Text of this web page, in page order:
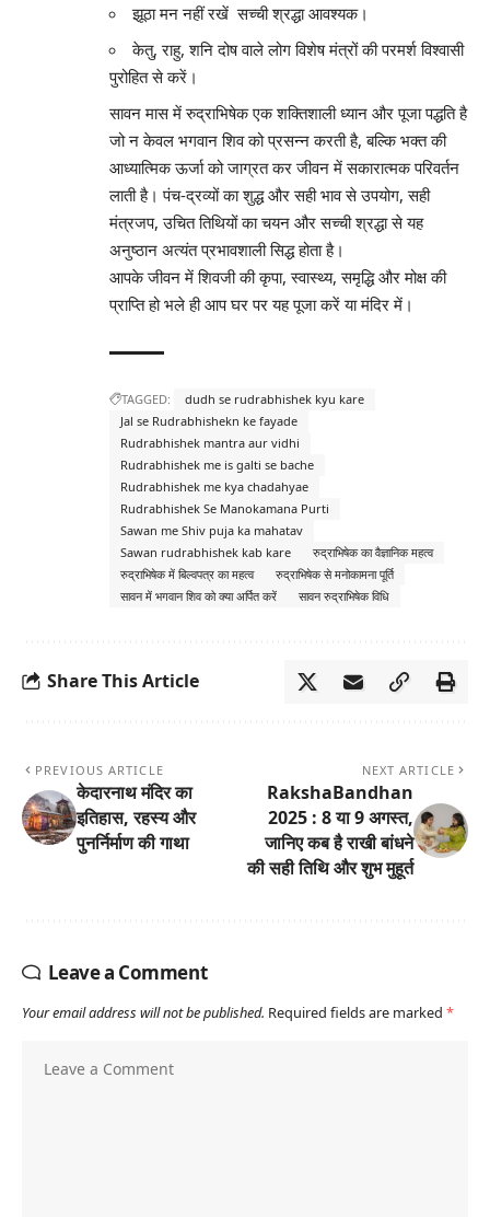
झूठा मन नहीं रखें सच्ची श्रद्धा आवश्यक।
केतु, राहु, शनि दोष वाले लोग विशेष मंत्रों की परमर्श विश्वासी
पुरोहित से करें।
सावन मास में रुद्राभिषेक एक शक्तिशाली ध्यान और पूजा पद्धति है
जो न केवल भगवान शिव को प्रसन्न करती है, बल्कि भक्त की
आध्यात्मिक ऊर्जा को जाग्रत कर जीवन में सकारात्मक परिवर्तन
लाती है। पंच‑द्रव्यों का शुद्ध और सही भाव से उपयोग, सही
मंत्रजप, उचित तिथियों का चयन और सच्ची श्रद्धा से यह
अनुष्ठान अत्यंत प्रभावशाली सिद्ध होता है।
आपके जीवन में शिवजी की कृपा, स्वास्थ्य, समृद्धि और मोक्ष की
प्राप्ति हो भले ही आप घर पर यह पूजा करें या मंदिर में।
TAGGED:
dudh se rudrabhishek kyu kare
Jal se Rudrabhishekn ke fayade
Rudrabhishek mantra aur vidhi
Rudrabhishek me is galti se bache
Rudrabhishek me kya chadahyae
Rudrabhishek Se Manokamana Purti
Sawan me Shiv puja ka mahatav
Sawan rudrabhishek kab kare
रुद्राभिषेक का वैज्ञानिक महत्व
रुद्राभिषेक में बिल्वपत्र का महत्व
रुद्राभिषेक से मनोकामना पूर्ति
सावन में भगवान शिव को क्या अर्पित करें
सावन रुद्राभिषेक विधि
Share This Article
PREVIOUS ARTICLE
केदारनाथ मंदिर का
इतिहास, रहस्य और
पुनर्निर्माण की गाथा
NEXT ARTICLE
RakshaBandhan
2025 : 8 या 9 अगस्त,
जानिए कब है राखी बांधने
की सही तिथि और शुभ मुहूर्त
Leave a Comment
Your email address will not be published. Required fields are marked *